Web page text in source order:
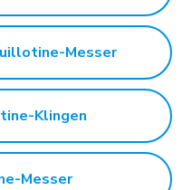
Messer
Klingen
Messer